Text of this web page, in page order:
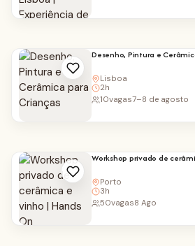
Desenho, Pintura e
Lisboa
2h
10vagas7–8 de agosto
Workshop privado de
Porto
3h
50vagas8 Ago